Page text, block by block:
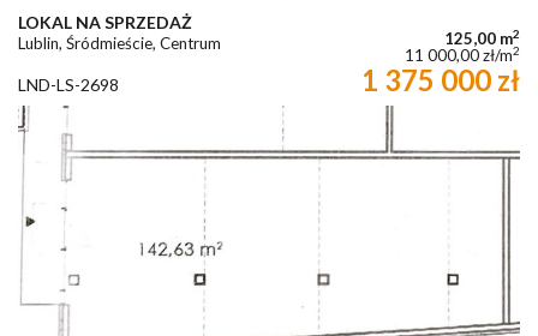
LOKAL NA SPRZEDAŻ
Lublin, Śródmieście, Centrum 125,00 m2
11 000,00 zł/m2
LND-LS-2698 1 375 000 zł